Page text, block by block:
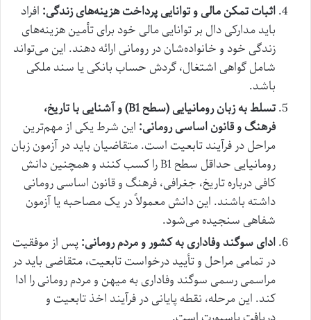
اثبات تمکن مالی و توانایی پرداخت هزینه‌های زندگی: افراد
باید مدارکی دال بر توانایی مالی خود برای تأمین هزینه‌های
زندگی خود و خانواده‌شان در رومانی ارائه دهند. این می‌تواند
شامل گواهی اشتغال، گردش حساب بانکی یا سند ملکی
باشد.
تسلط به زبان رومانیایی (سطح B1) و آشنایی با تاریخ،
فرهنگ و قانون اساسی رومانی: این شرط یکی از مهم‌ترین
مراحل در فرآیند تابعیت است. متقاضیان باید در آزمون زبان
رومانیایی حداقل سطح B1 را کسب کنند و همچنین دانش
کافی درباره تاریخ، جغرافی، فرهنگ و قانون اساسی رومانی
داشته باشند. این دانش معمولاً در یک مصاحبه یا آزمون
شفاهی سنجیده می‌شود.
ادای سوگند وفاداری به کشور و مردم رومانی:پس از موفقیت
در تمامی مراحل و تأیید درخواست تابعیت، متقاضی باید در
مراسمی رسمی سوگند وفاداری به میهن و مردم رومانی را ادا
کند. این مرحله، نقطه پایانی در فرآیند اخذ تابعیت و